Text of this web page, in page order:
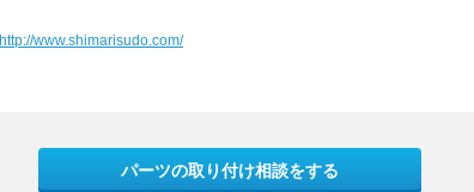
http://www.shimarisudo.com/
パーツの取り付け相談をする